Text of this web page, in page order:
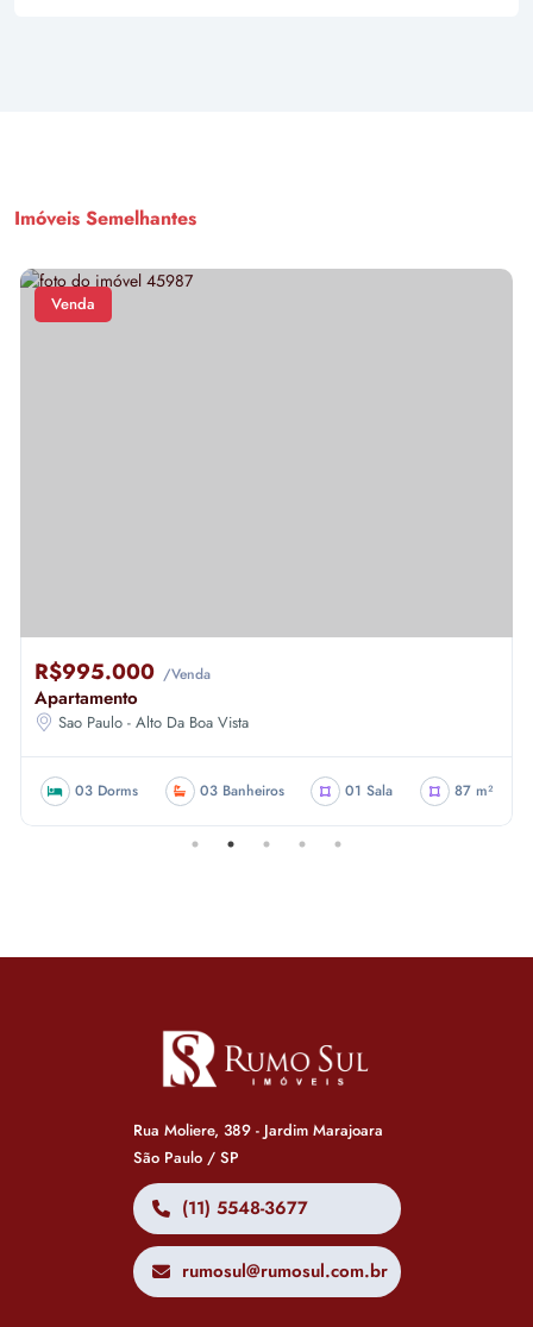
Imóveis Semelhantes
Venda
R$995.000 /Venda
Apartamento
Sao Paulo - Alto Da Boa Vista
03 Dorms 03 Banheiros 01 Sala 87 m²
Rua Moliere, 389 - Jardim Marajoara
São Paulo / SP
(11) 5548-3677
rumosul@rumosul.com.br